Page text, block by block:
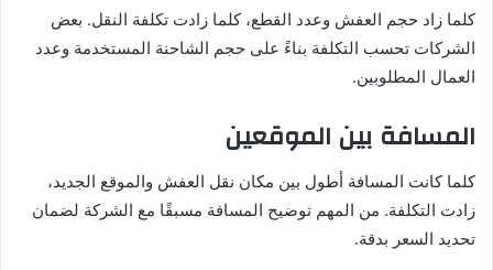
كلما زاد حجم العفش وعدد القطع، كلما زادت تكلفة النقل. بعض
الشركات تحسب التكلفة بناءً على حجم الشاحنة المستخدمة وعدد
العمال المطلوبين.
المسافة بين الموقعين
كلما كانت المسافة أطول بين مكان نقل العفش والموقع الجديد،
زادت التكلفة. من المهم توضيح المسافة مسبقًا مع الشركة لضمان
تحديد السعر بدقة.